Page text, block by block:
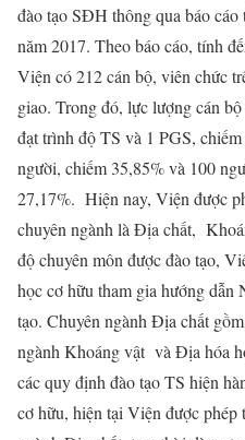
đào tạo SĐH thông qua báo
năm 2017. Theo báo cáo, tính
Viện có 212 cán bộ, viên chức
giao. Trong đó, lực lượng cán
đạt trình độ TS và 1 PGS,
người, chiếm 35,85% và 100
27,17%. Hiện nay, Viện được
chuyên ngành là Địa chất,
độ chuyên môn được đào tạo,
học cơ hữu tham gia hướng dẫn
tạo. Chuyên ngành Địa chất
ngành Khoáng vật và Địa hóa
các quy định đào tạo TS hiện
cơ hữu, hiện tại Viện được phép